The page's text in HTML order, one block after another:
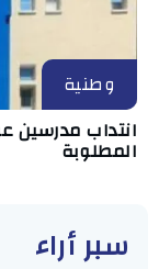
وطنية
انتداب مدرسين
المطلوبة
سبر أراء